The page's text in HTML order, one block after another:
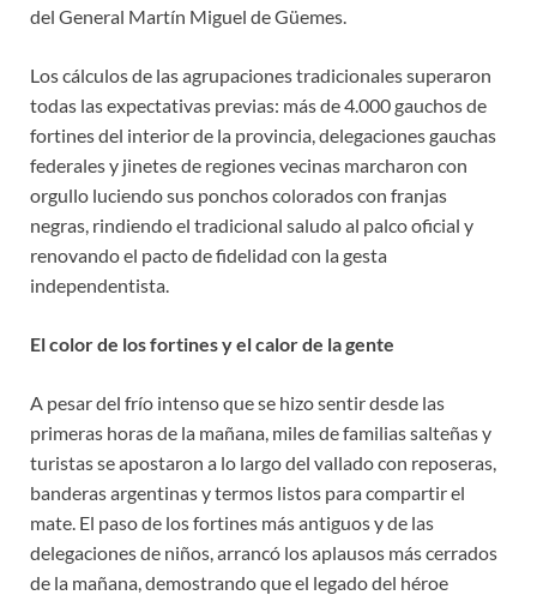
del General Martín Miguel de Güemes.
Los cálculos de las agrupaciones tradicionales superaron
todas las expectativas previas: más de 4.000 gauchos de
fortines del interior de la provincia, delegaciones gauchas
federales y jinetes de regiones vecinas marcharon con
orgullo luciendo sus ponchos colorados con franjas
negras, rindiendo el tradicional saludo al palco oficial y
renovando el pacto de fidelidad con la gesta
independentista.
El color de los fortines y el calor de la gente
A pesar del frío intenso que se hizo sentir desde las
primeras horas de la mañana, miles de familias salteñas y
turistas se apostaron a lo largo del vallado con reposeras,
banderas argentinas y termos listos para compartir el
mate. El paso de los fortines más antiguos y de las
delegaciones de niños, arrancó los aplausos más cerrados
de la mañana, demostrando que el legado del héroe